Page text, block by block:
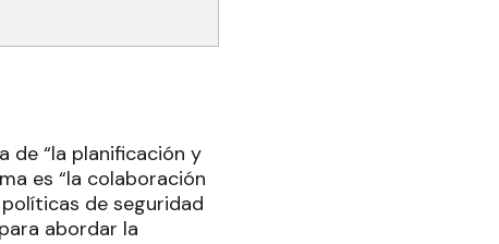
de “la planificación y
es “la colaboración
de seguridad
abordar la